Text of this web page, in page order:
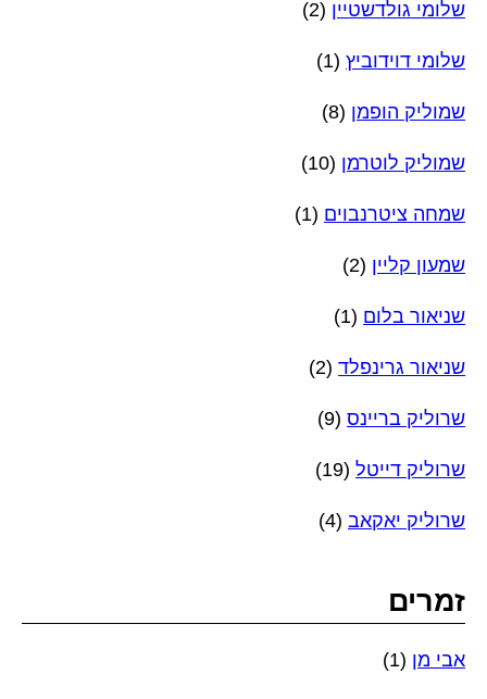
שלומי גולדשטיין (2)
שלומי דוידוביץ (1)
שמוליק הופמן (8)
שמוליק לוטרמן (10)
שמחה ציטרנבוים (1)
שמעון קליין (2)
שניאור בלום (1)
שניאור גרינפלד (2)
שרוליק בריינס (9)
שרוליק דייטל (19)
שרוליק יאקאב (4)
זמרים
אבי מן (1)